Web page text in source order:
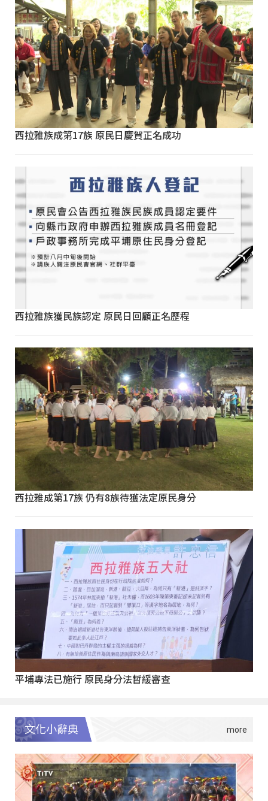
西拉雅族成第17族 原民日慶賀正名成功
西拉雅族獲民族認定 原民日回顧正名歷程
西拉雅成第17族 仍有8族待獲法定原民身分
平埔專法已施行 原民身分法暫緩審查
文化小辭典